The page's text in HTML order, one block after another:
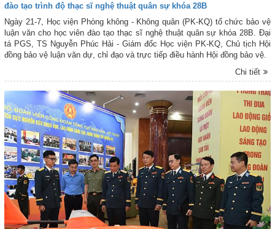
đào tạo trình độ thạc sĩ nghệ thuật quân sự khóa 28B
Ngày 21-7, Học viện Phòng không - Không quân (PK-KQ) tổ chức bảo vệ
luận văn cho học viên đào tạo thạc sĩ nghệ thuật quân sự khóa 28B. Đại
tá PGS, TS Nguyễn Phúc Hải - Giám đốc Học viện PK-KQ, Chủ tịch Hội
đồng bảo vệ luận văn dự, chỉ đạo và trực tiếp điều hành Hội đồng bảo vệ.
Chi tiết